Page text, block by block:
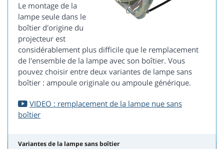
Le montage de la
lampe seule dans le
boîtier d'origine du
projecteur est
considérablement plus difficile que le remplacement
de l'ensemble de la lampe avec son boîtier. Vous
pouvez choisir entre deux variantes de lampe sans
boîtier : ampoule originale ou ampoule générique.
VIDEO : remplacement de la lampe nue sans
boîtier
Variantes de la lampe sans boîtier